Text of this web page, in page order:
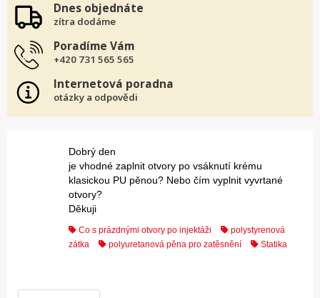
Dnes objednáte
zítra dodáme
Poradíme Vám
+420 731 565 565
Internetová poradna
otázky a odpovědi
Dobrý den
je vhodné zaplnit otvory po vsáknutí krému
klasickou PU pěnou? Nebo čím vyplnit vyvrtané
otvory?
Děkuji
Co s prázdnými otvory po injektáži
polystyrenová
zátka
polyuretanová pěna pro zatěsnění Statika